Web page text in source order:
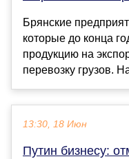
Брянские
которые до конца
продукцию на
перевозку грузов.
13:30, 18 Июн
Путин бизнесу: